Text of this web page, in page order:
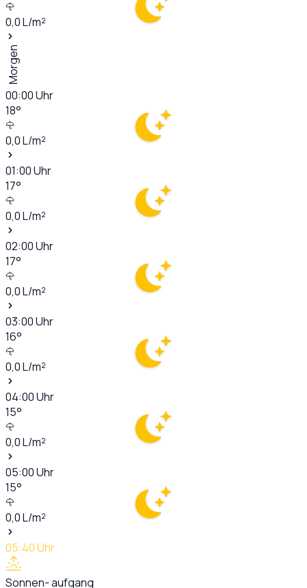
0,0L/m²
Morgen
00:00Uhr
18°
0,0L/m²
01:00Uhr
17°
0,0L/m²
02:00Uhr
17°
0,0L/m²
03:00Uhr
16°
0,0L/m²
04:00Uhr
15°
0,0L/m²
05:00Uhr
15°
0,0L/m²
05:40Uhr
Sonnen- aufgang